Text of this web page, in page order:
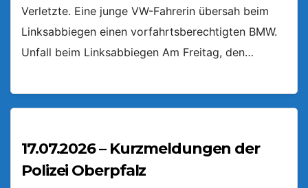
Verletzte. Eine junge VW-Fahrerin übersah beim
Linksabbiegen einen vorfahrtsberechtigten BMW.
Unfall beim Linksabbiegen Am Freitag, den…
17.07.2026 – Kurzmeldungen der
Polizei Oberpfalz